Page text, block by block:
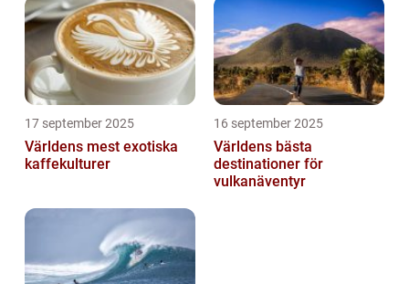
17 september 2025
Världens mest exotiska
kaffekulturer
16 september 2025
Världens bästa
destinationer för
vulkanäventyr